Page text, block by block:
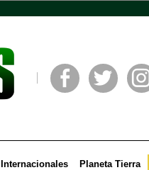
Internacionales Planeta Tierra